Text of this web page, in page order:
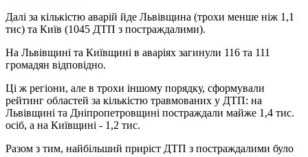
Далі за кількістю аварій йде Львівщина (трохи менше ніж 1,1
тис) та Київ (1045 ДТП з постраждалими).
На Львівщині та Київщині в аваріях загинули 116 та 111
громадян відповідно.
Ці ж регіони, але в трохи іншому порядку, сформували
рейтинг областей за кількістю травмованих у ДТП: на
Львівщині та Дніпропетровщині постраждали майже 1,4 тис.
осіб, а на Київщині - 1,2 тис.
Разом з тим, найбільший приріст ДТП з постраждалими було